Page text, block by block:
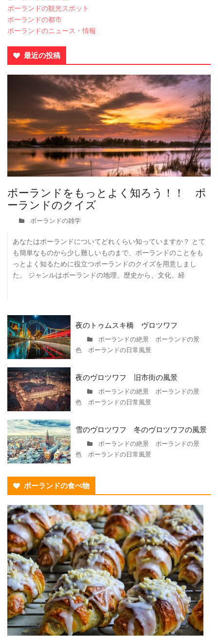
ポーランドの観光スポット
ポーランドの都市
ポーランドのニュース・情報
最近の投稿
ポーランドをもっとよく知ろう！！ ポ
ーランドのクイズ
ポーランドの雑学
あなたはポーランドについてどれくらい知っていますか？ とて
も簡単なものから少し難しいものまで、ポーランドのことをも
っとよく知るために役立つポーランドのクイズを用意しまし
た。 ジャンルはポーランドの地理、歴史から、文化、経
夜のトゥムスキ橋 ヴロツワフ
ポーランドの絶景 ポーランドの景
色 ポーランドの日常風景
夜のヴロツワフ 旧市街の風景
ポーランドの絶景 ポーランドの景
色 ポーランドの日常風景
雪のヴロツワフ 冬のヴロツワフの風景
ポーランドの絶景 ポーランドの景
色 ポーランドの日常風景
ポーランドの食べ物